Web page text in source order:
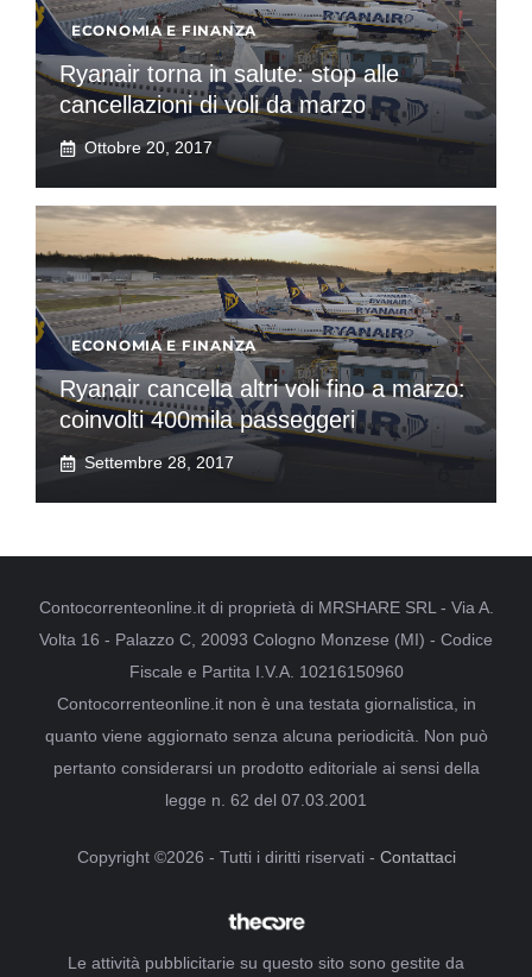
ECONOMIA E FINANZA
Ryanair torna in salute: stop alle
cancellazioni di voli da marzo
Ottobre 20, 2017
ECONOMIA E FINANZA
Ryanair cancella altri voli fino a marzo:
coinvolti 400mila passeggeri
Settembre 28, 2017
Contocorrenteonline.it di proprietà di MRSHARE SRL - Via A.
Volta 16 - Palazzo C, 20093 Cologno Monzese (MI) - Codice
Fiscale e Partita I.V.A. 10216150960
Contocorrenteonline.it non è una testata giornalistica, in
quanto viene aggiornato senza alcuna periodicità. Non può
pertanto considerarsi un prodotto editoriale ai sensi della
legge n. 62 del 07.03.2001
Copyright ©2026 - Tutti i diritti riservati - Contattaci
Le attività pubblicitarie su questo sito sono gestite da